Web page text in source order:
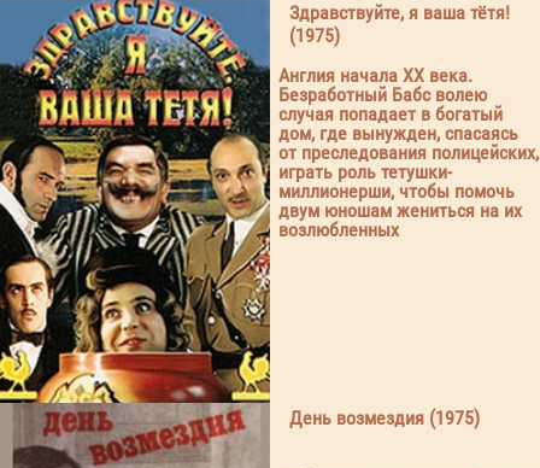
Здравствуйте, я ваша тётя!
(1975)
Англия начала ХХ века.
Безработный Бабс волею
случая попадает в богатый
дом, где вынужден, спасаясь
от преследования полицейских,
играть роль тетушки-
миллионерши, чтобы помочь
двум юношам жениться на их
возлюбленных
День возмездия (1975)